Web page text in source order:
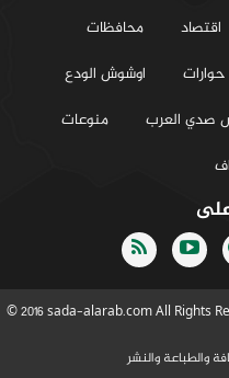
اقتصاد
محافظات
حوارات
اوشوش الودع
صدي العرب
منوعات
© 2016 sada-alarab.com All Rights
والطباعة والنشر